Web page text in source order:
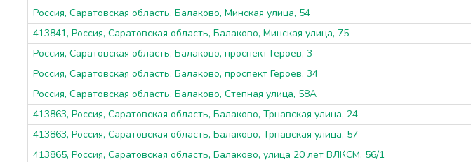
Россия, Саратовская область, Балаково, Минская улица, 54
413841, Россия, Саратовская область, Балаково, Минская улица, 75
Россия, Саратовская область, Балаково, проспект Героев, 3
Россия, Саратовская область, Балаково, проспект Героев, 34
Россия, Саратовская область, Балаково, Степная улица, 58А
413863, Россия, Саратовская область, Балаково, Трнавская улица, 24
413863, Россия, Саратовская область, Балаково, Трнавская улица, 57
413865, Россия, Саратовская область, Балаково, улица 20 лет ВЛКСМ, 56/1